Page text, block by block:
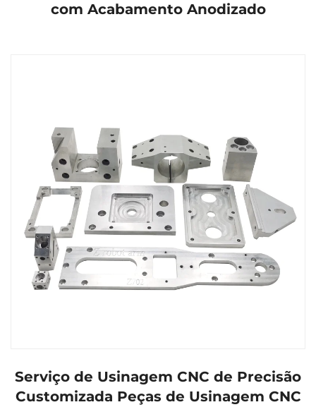
com Acabamento Anodizado
Serviço de Usinagem CNC de Precisão
Customizada Peças de Usinagem CNC